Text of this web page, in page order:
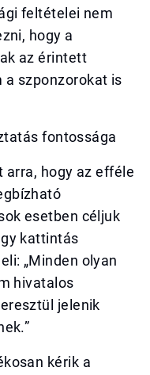
feltételei nem
hogy a
az érintett
szponzorokat is
fontossága
hogy az efféle
esetben céljuk
kattintás
„Minden olyan
hivatalos
jelenik
kérik a